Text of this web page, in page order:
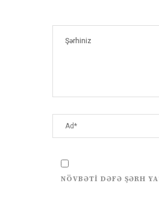
NÖVBƏTI DƏFƏ ŞƏRH